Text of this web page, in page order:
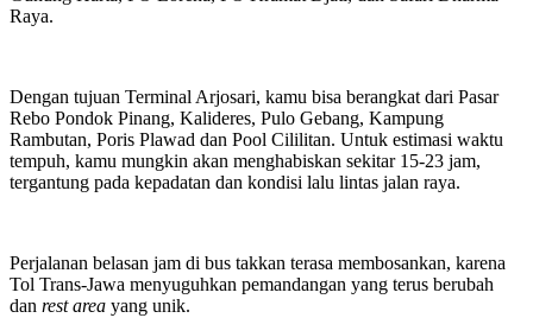
Raya.
Dengan tujuan Terminal Arjosari, kamu bisa berangkat dari Pasar
Rebo Pondok Pinang, Kalideres, Pulo Gebang, Kampung
Rambutan, Poris Plawad dan Pool Cililitan. Untuk estimasi waktu
tempuh, kamu mungkin akan menghabiskan sekitar 15-23 jam,
tergantung pada kepadatan dan kondisi lalu lintas jalan raya.
Perjalanan belasan jam di bus takkan terasa membosankan, karena
Tol Trans-Jawa menyuguhkan pemandangan yang terus berubah
dan rest area yang unik.